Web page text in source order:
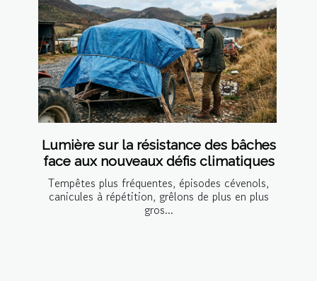
Lumière sur la résistance des bâches
face aux nouveaux défis climatiques
Tempêtes plus fréquentes, épisodes cévenols,
canicules à répétition, grêlons de plus en plus
gros...